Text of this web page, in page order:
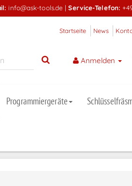
info@ask-tools.de |Service-Telefon:
Startseite News
Anmelden
Programmiergeräte